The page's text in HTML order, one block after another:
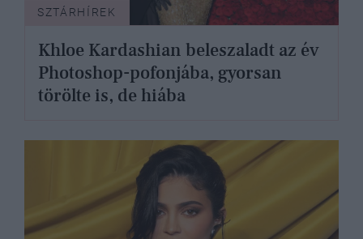
SZTÁRHÍREK
Khloe Kardashian beleszaladt az év
Photoshop-pofonjába, gyorsan
törölte is, de hiába